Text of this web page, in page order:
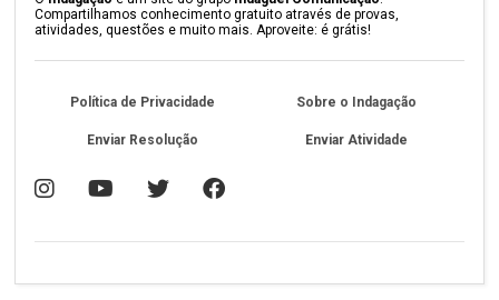
Compartilhamos conhecimento gratuito através de provas,
atividades, questões e muito mais. Aproveite: é grátis!
Política de Privacidade Sobre o Indagação
Enviar Resolução Enviar Atividade